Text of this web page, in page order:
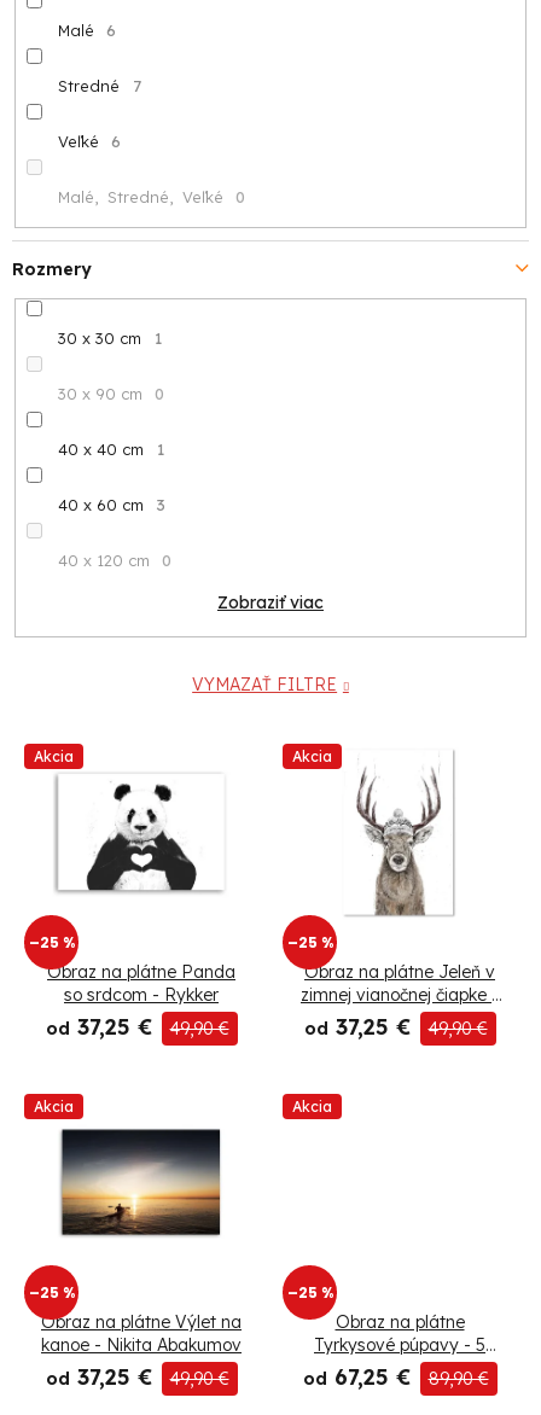
Rozmery
30 x 30 cm 1
30 x 90 cm 0
40 x 40 cm 1
40 x 60 cm 3
40 x 120 cm 0
Zobraziť viac
Malé 6
Stredné 7
Veľké 6
Malé, Stredné, Veľké 0
VYMAZAŤ FILTRE
V
s
o
Akcia
–25 %
Obraz na plátne Panda
so srdcom - Rykker
od 37,25 € 49,90 €
Akcia
–25 %
Obraz na plátne Jeleň v
zimnej vianočnej čiapke -
Rykker
od 37,25 € 49,90 €
Akcia
–25 %
Obraz na plátne Výlet na
kanoe - Nikita Abakumov
od 37,25 € 49,90 €
Akcia
–25 %
Obraz na plátne
Tyrkysové púpavy - 5
dielny
od 67,25 € 89,90 €